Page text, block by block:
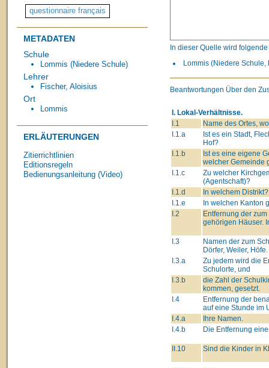
METADATEN
Schule
Lommis (Niedere Schule)
Lehrer
Fischer, Aloisius
Ort
Lommis
ERLÄUTERUNGEN
Zitierrichtlinien
Editionsregeln
Bedienungsanleitung (Video)
In dieser Quelle wird
Lommis (Niedere Schule,
Beantwortungen Über den
I. Lokal-Verhältnisse.
I.1
Name des Ortes,
I.1.a
Ist es ein Stadt,
Hof?
I.1.b
Ist es eine eigene
welcher Gemeinde
I.1.c
Zu welcher
(Agentschaft)?
I.1.d
In welchem Distrikt?
I.1.e
In welchen Kanton
I.2
Entfernung der
gehörigen Häuser.
I.3
Namen der zum
Dörfer, Weiler, Höfe.
I.3.a
Zu jedem wird die
Schulorte, und
I.3.b
die Zahl der
kommen, gesetzt.
I.4
Entfernung der
auf eine Stunde im
I.4.a
Ihre Namen.
I.4.b
Die Entfernung
II.10 Sind die Kinder in